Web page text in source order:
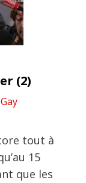
(2)
tout à
15
que les